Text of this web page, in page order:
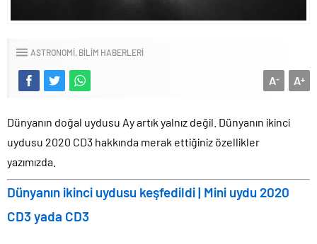
ASTRONOMI BILIM HABERLERI
A+
A-
Dünyanın doğal uydusu Ay artık yalnız değil. Dünyanın ikinci
uydusu 2020 CD3 hakkında merak ettiğiniz özellikler
yazımızda.
Dünyanın ikinci uydusu keşfedildi | Mini uydu 2020
CD3 yada CD3